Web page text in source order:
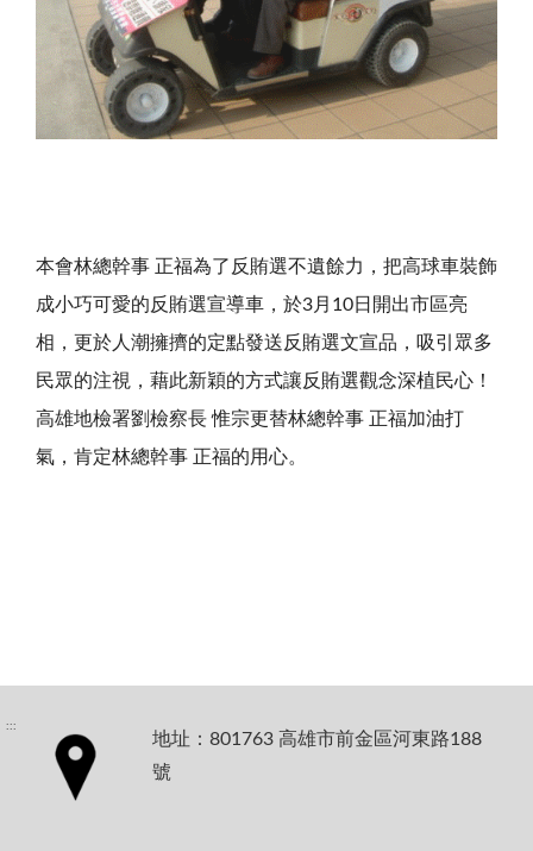
本會林總幹事 正福為了反賄選不遺餘力，把高球車裝飾
成小巧可愛的反賄選宣導車，於3月10日開出市區亮
相，更於人潮擁擠的定點發送反賄選文宣品，吸引眾多
民眾的注視，藉此新穎的方式讓反賄選觀念深植民心！
高雄地檢署劉檢察長 惟宗更替林總幹事 正福加油打
氣，肯定林總幹事 正福的用心。
:::
地址：801763 高雄市前金區河東路188
號